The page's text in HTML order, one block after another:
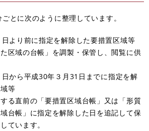
とに次のように整理しています。
より前に指定を解除した要措置区域等
た区域の台帳」を調製・保管し、閲覧に供
から平成30年３月31日までに指定を解
等
る直前の「要措置区域台帳」又は「形質
台帳」に指定を解除した日を追記して保
ています。